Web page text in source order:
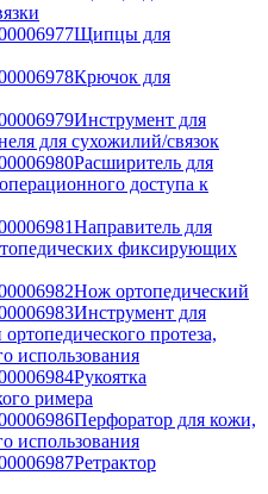
Щипцы для
Крючок для
Инструмент для
для сухожилий/связок
Расширитель для
доступа к
Направитель для
фиксирующих
Нож ортопедический
Инструмент для
протеза,
использования
Рукоятка
римера
Перфоратор для кожи,
использования
Ретрактор